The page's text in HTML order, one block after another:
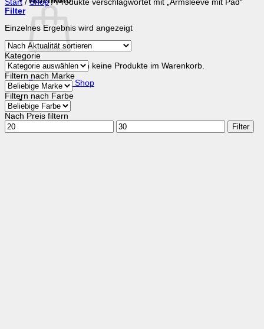
Es befinden sich keine Produkte im Warenkorb.
Zurück zum Shop
Start / Shop /Produkte verschlagwortet mit „Armsleeve mit Pad“
Filter
Einzelnes Ergebnis wird angezeigt
Kategorie
Filtern nach Marke
Filtern nach Farbe
Nach Preis filtern
Min.
Preis
Max.
Preis
Filter